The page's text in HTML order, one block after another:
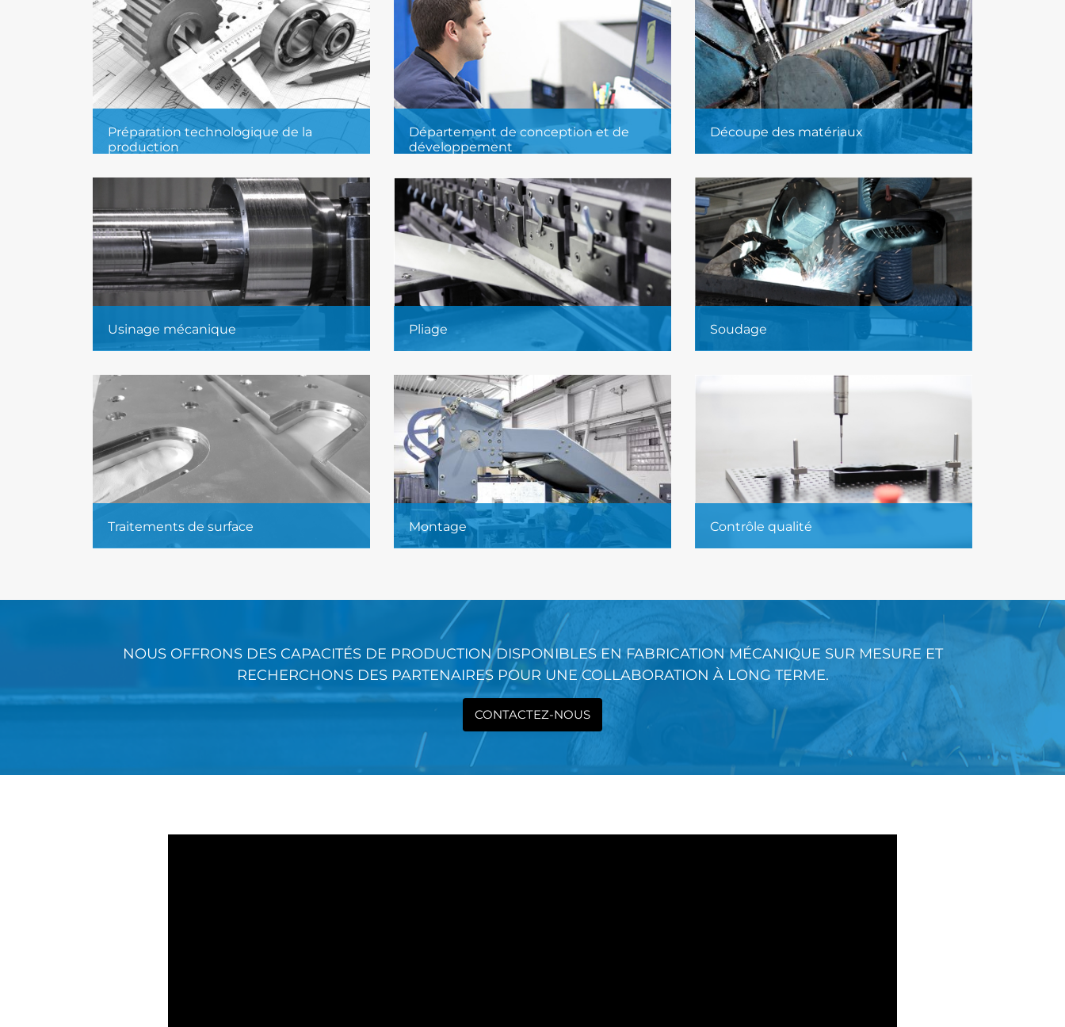
Préparation technologique de la
production
Nous concevons des procédés
d’usinage optimisés afin d’atteindre
une précision maximale et une
efficacité élevée.
En savoir plus...
Département de conception et de
développement
Notre département de conception
utilise des logiciels de pointe tels
qu’AutoCAD et SolidWorks, avec
intégration vers SolidCAM.
En savoir plus...
Découpe des matériaux
circulaires et de scies à ruban.
En savoir plus...
Usinage mécanique
technologiques modernes permettant
l’usinage de pièces d’un poids allant
jusqu’à 5 000 kg.
En savoir plus....
Pliage
une presse plieuse..
En savoir plus...
Soudage
inoxydables, d’alliages d’aluminium,
Traitements de surface Montage
En savoir plus...
Contrôle qualité
CRYSTA APEX (MITUTOYO).
NOUS OFFRONS DES CAPACITÉS DE PRODUCTION DISPONIBLES EN FABRICATION MÉCANIQUE SUR MESURE ET
RECHERCHONS DES PARTENAIRES POUR UNE COLLABORATION À LONG TERME.
CONTACTEZ-NOUS